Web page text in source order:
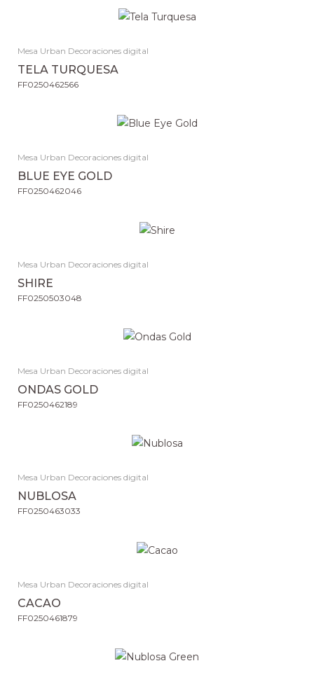
Mesa Urban Decoraciones digital
TELA TURQUESA
FF0250462566
Mesa Urban Decoraciones digital
BLUE EYE GOLD
FF0250462046
Mesa Urban Decoraciones digital
SHIRE
FF0250503048
Mesa Urban Decoraciones digital
ONDAS GOLD
FF0250462189
Mesa Urban Decoraciones digital
NUBLOSA
FF0250463033
Mesa Urban Decoraciones digital
CACAO
FF0250461879